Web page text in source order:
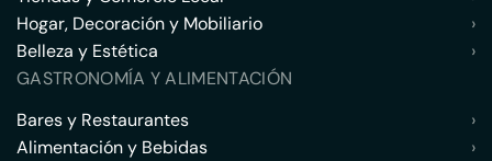
Hogar, Decoración y Mobiliario
›
Belleza y Estética
›
GASTRONOMÍA Y ALIMENTACIÓN
Bares y Restaurantes
›
Alimentación y Bebidas
›